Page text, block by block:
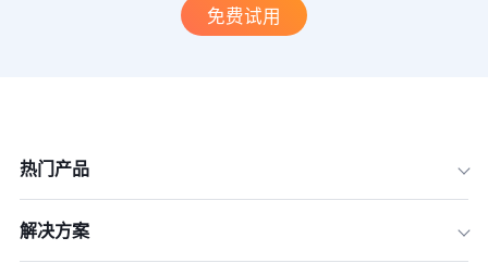
免费试用
热门产品
解决方案